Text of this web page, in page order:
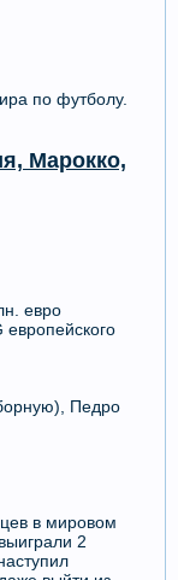
по футболу.
Марокко,
евро
европейского
Педро
в мировом
2